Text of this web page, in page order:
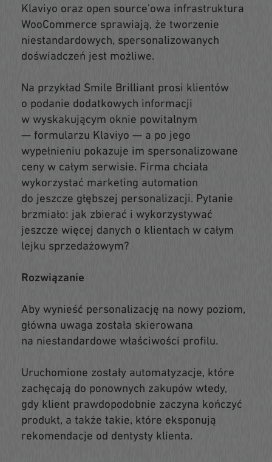
Klaviyo oraz open source’owa infrastruktura
WooCommerce sprawiają, że tworzenie
niestandardowych, spersonalizowanych
doświadczeń jest możliwe.
Na przykład Smile Brilliant prosi klientów
o podanie dodatkowych informacji
w wyskakującym oknie powitalnym
— formularzu Klaviyo — a po jego
wypełnieniu pokazuje im spersonalizowane
ceny w całym serwisie. Firma chciała
wykorzystać marketing automation
do jeszcze głębszej personalizacji. Pytanie
brzmiało: jak zbierać i wykorzystywać
jeszcze więcej danych o klientach w całym
lejku sprzedażowym?
Rozwiązanie
Aby wynieść personalizację na nowy poziom,
główna uwaga została skierowana
na niestandardowe właściwości profilu.
Uruchomione zostały automatyzacje, które
zachęcają do ponownych zakupów wtedy,
gdy klient prawdopodobnie zaczyna kończyć
produkt, a także takie, które eksponują
rekomendacje od dentysty klienta.